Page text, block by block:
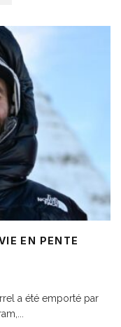
EN PENTE
a été emporté par
...